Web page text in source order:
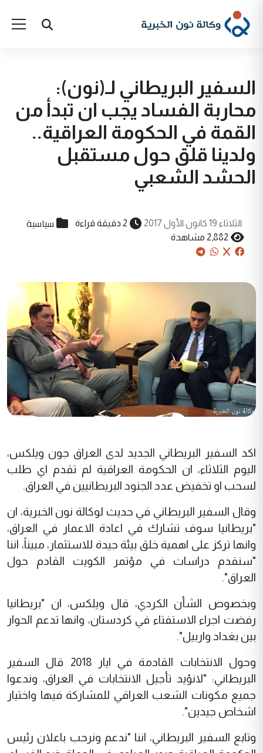
السفير البريطاني لـ(نون):
محاربة الفساد يجب ان تبدأ من
القمة في الحكومة العراقية..
ولدينا قلق حول مستقبل
الحشد الشعبي
الثلاثاء 19 كانون الأول 2017 2 دقيقة قراءة سياسية
2,882 مشاهدة
اكد السفير البريطاني الجديد لدى العراق جون ويلكس،
اليوم الثلاثاء، ان الحكومة العراقية لم تقدم اي طلب
لسحب او تخفيض عدد الجنود البريطانيين في العراق.
وقال السفير البريطاني في حديث لوكالة نون الخبرية، ان
"بريطانيا سوف تشارك في اعادة الاعمار في العراق،
وانها تركز على اهمية خلق بيئة جيدة للاستثمار، مبيناً، اننا
"سنقدم دراسات في مؤتمر الكويت القادم حول
العراق".
وبخصوص الشأن الكردي، قال ويلكس، ان "بريطانيا
رفضت اجراء الاستفتاء في كردستان، وانها تدعم الحوار
بين بغداد واربيل".
وحول الانتخابات القادمة في ايار 2018 قال السفير
البريطاني: "لانؤيد تأجيل الانتخابات في العراق، وندعوا
جميع مكونات الشعب العراقي للمشاركة فيها واختيار
اشخاص جيدين".
وتابع السفير البريطاني، اننا "ندعم ونرحب باعلان رئيس